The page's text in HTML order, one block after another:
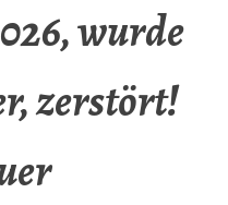
wurde
zerstört!